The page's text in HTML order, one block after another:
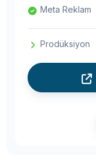
Meta Reklam
Prodüksiyon